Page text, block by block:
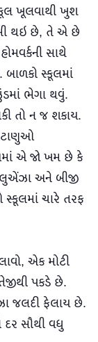
ખૂલવાથી ખુશ
થઇ છે, તે એ છે
સાથે
બાળકો સ્કૂલમાં
ભેગા થવું.
તો ન જ શકાય.
એ જો ખમ છે કે
અને બીજી
ચારે તરફ
એક મોટી
પકડે છે.
જલદી ફેલાય છે.
દર સૌથી વધુ